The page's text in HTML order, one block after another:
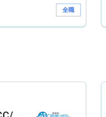
全職